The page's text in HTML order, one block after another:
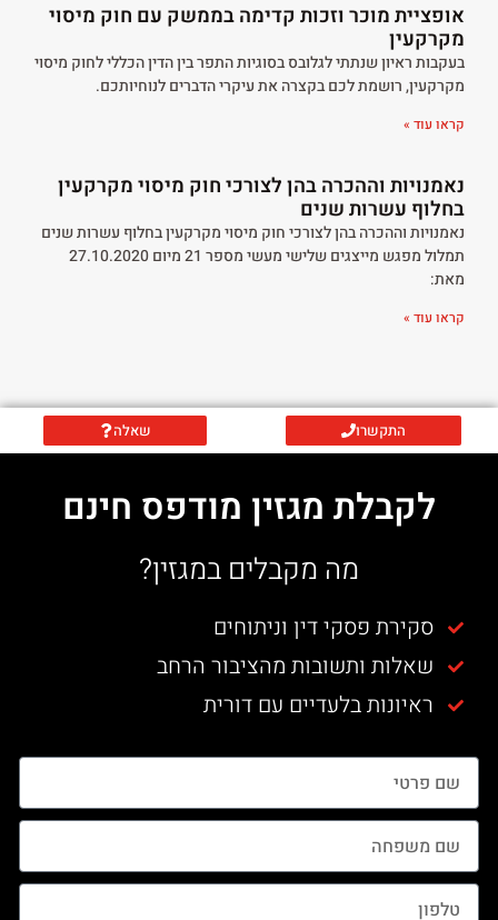
אופציית מוכר וזכות קדימה בממשק עם חוק מיסוי
מקרקעין
בעקבות ראיון שנתתי לגלובס בסוגיות התפר בין הדין הכללי לחוק מיסוי
מקרקעין, רושמת לכם בקצרה את עיקרי הדברים לנוחיותכם.
קראו עוד »
נאמנויות וההכרה בהן לצורכי חוק מיסוי מקרקעין
בחלוף עשרות שנים
נאמנויות וההכרה בהן לצורכי חוק מיסוי מקרקעין בחלוף עשרות שנים
תמלול מפגש מייצגים שלישי מעשי מספר 21 מיום 27.10.2020
מאת:
קראו עוד »
התקשרו שאלה
לקבלת מגזין מודפס חינם
מה מקבלים במגזין?
סקירת פסקי דין וניתוחים
שאלות ותשובות מהציבור הרחב
ראיונות בלעדיים עם דורית